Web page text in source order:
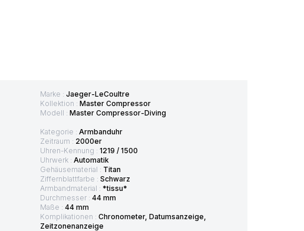
Marke : Jaeger-LeCoultre
Kollektion : Master Compressor
Modell : Master Compressor-Diving
Kategorie : Armbanduhr
Zeitraum : 2000er
Uhren-Kennung : 1219 / 1500
Uhrwerk : Automatik
Gehäusematerial : Titan
Ziffernblattfarbe : Schwarz
Armbandmaterial : *tissu*
Durchmesser : 44 mm
Maße : 44 mm
Komplikationen : Chronometer, Datumsanzeige,
Zeitzonenanzeige